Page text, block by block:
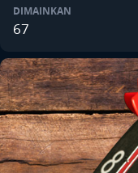
DIMAINKAN
67